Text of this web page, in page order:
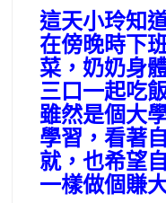
這天小玲知
在傍晚時下
菜，奶奶身
三口一起吃
雖然是個大
學習，看著
就，也希望
一樣做個賺